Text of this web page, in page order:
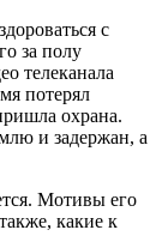
с
за полу
телеканала
потерял
охрана.
и задержан, а
Мотивы его
какие к